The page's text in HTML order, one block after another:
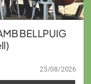
BELLPUIG
23/08/2026